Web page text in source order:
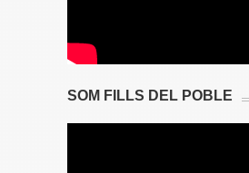
SOM FILLS DEL POBLE